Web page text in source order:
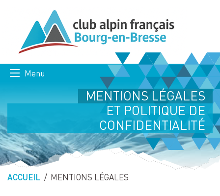
Menu
MENTIONS LÉGALES
ET POLITIQUE DE
CONFIDENTIALITÉ
ACCUEIL PAGE ACTUELLE :
MENTIONS LÉGALES